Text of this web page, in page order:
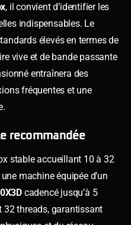
, il convient d’identifier les
indispensables. Le
élevés en termes de
vive et de bande passante
entraînera des
fréquentes et une
recommandée
stable accueillant 10 à 32
machine équipée d’un
cadencé jusqu’à 5
32 threads, garantissant